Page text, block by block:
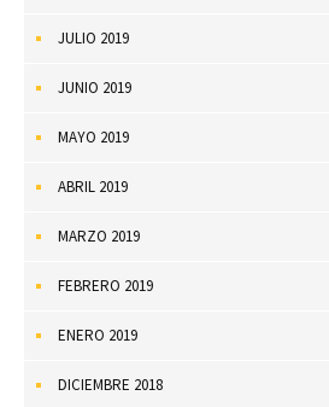
JULIO 2019
JUNIO 2019
MAYO 2019
ABRIL 2019
MARZO 2019
FEBRERO 2019
ENERO 2019
DICIEMBRE 2018